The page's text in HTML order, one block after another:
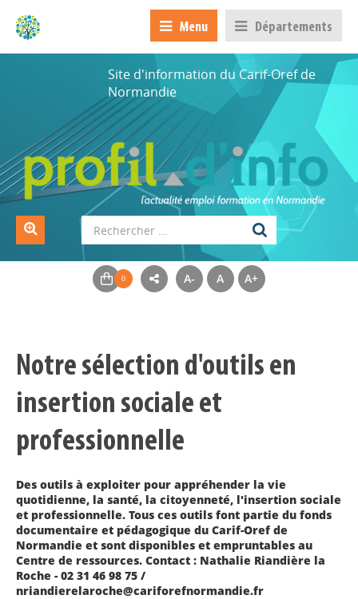
Menu Départements
Site d'information du Carif-Oref de
Normandie
A- A A+
Notre sélection d'outils en
insertion sociale et
professionnelle
Des outils à exploiter pour appréhender la vie
quotidienne, la santé, la citoyenneté, l'insertion sociale
et professionnelle. Tous ces outils font partie du fonds
documentaire et pédagogique du Carif-Oref de
Normandie et sont disponibles et empruntables au
Centre de ressources. Contact : Nathalie Riandière la
Roche - 02 31 46 98 75 /
nriandierelaroche@cariforefnormandie.fr